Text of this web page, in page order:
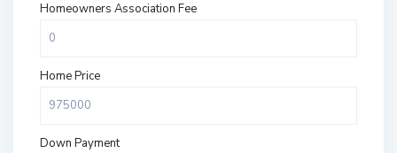
Homeowners Association Fee
Home Price
Down Payment